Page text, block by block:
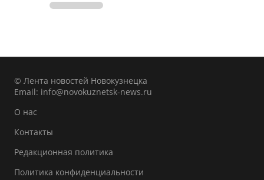
© Лента новостей Новокузнецка
Email: info@novokuznetsk-news.ru
О нас
Контакты
Редакционная политика
Политика конфиденциальности